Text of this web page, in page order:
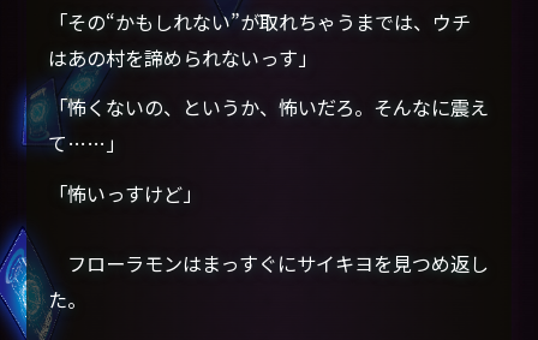
「その“かもしれない”が取れちゃうまでは、ウチ
はあの村を諦められないっす」
「怖くないの、というか、怖いだろ。そんなに震え
て……」
「怖いっすけど」
フローラモンはまっすぐにサイキヨを見つめ返し
た。